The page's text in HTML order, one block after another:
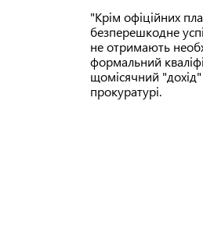
"Крім офіційних
безперешкодне
не отримають
формальний
щомісячний
прокуратурі.